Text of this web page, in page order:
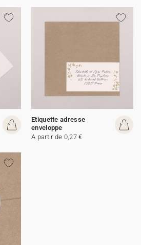
Etiquette adresse
enveloppe
A partir de 0,27 €